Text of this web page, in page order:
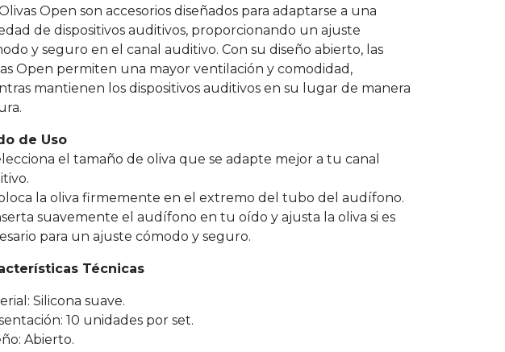
Olivas Open son accesorios diseñados para adaptarse a una
de dispositivos auditivos, proporcionando un ajuste
y seguro en el canal auditivo. Con su diseño abierto, las
Open permiten una mayor ventilación y comodidad,
mantienen los dispositivos auditivos en su lugar de manera
de Uso
el tamaño de oliva que se adapte mejor a tu canal
la oliva firmemente en el extremo del tubo del audífono.
suavemente el audífono en tu oído y ajusta la oliva si es
para un ajuste cómodo y seguro.
Técnicas
Silicona suave.
10 unidades por set.
Abierto.